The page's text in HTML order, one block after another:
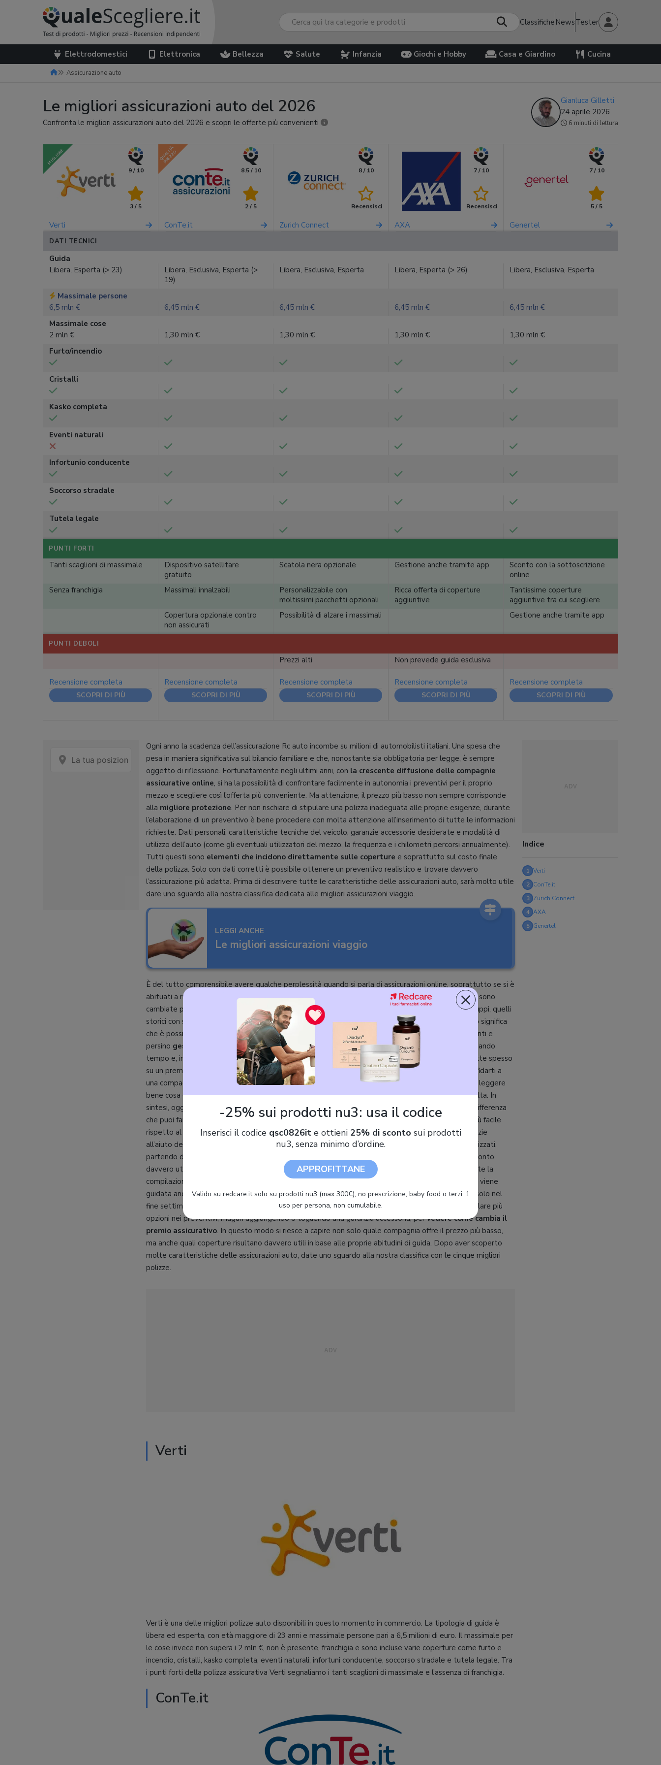
Classifiche NewsTester
Elettrodomestici Elettronica Bellezza Salute Infanzia Giochi e Hobby Casa e Giardino Cucina
Assicurazione auto
Le migliori assicurazioni auto del 2026
Confronta le migliori assicurazioni auto del 2026 e scopri le offerte più convenienti
Gianluca Gilletti
24 aprile 2026
6 minuti di lettura
MIGLIORE
9 / 10
3 / 5
QUALITÀ
PREZZO
8.5 / 10
2 / 5
8 / 10
Recensisci
7 / 10
Recensisci
7 / 10
5 / 5
Verti ConTe.it Zurich Connect AXA Genertel
DATI TECNICI
Guida
Libera, Esperta (> 23)
Libera, Esclusiva, Esperta (>
19)
Libera, Esclusiva, Esperta Libera, Esperta (> 26) Libera, Esclusiva, Esperta
Massimale persone
6,5 mln €
6,45 mln € 6,45 mln € 6,45 mln €
6,45 mln €
Massimale cose
2 mln €
1,30 mln € 1,30 mln € 1,30 mln €
1,30 mln €
Furto/incendio
Cristalli
Kasko completa
Eventi naturali
Infortunio conducente
Soccorso stradale
Tutela legale
PUNTI FORTI
Tanti scaglioni di massimale
Dispositivo satellitare
gratuito
Scatola nera opzionale Gestione anche tramite app
Sconto con la sottoscrizione
online
Senza franchigia
Massimali innalzabili
Personalizzabile con
moltissimi pacchetti opzionali
Ricca offerta di coperture
aggiuntive
Tantissime coperture
aggiuntive tra cui scegliere
Copertura opzionale contro
non assicurati
Possibilità di alzare i massimali Gestione anche tramite app
PUNTI DEBOLI
Prezzi alti Non prevede guida esclusiva
Recensione completa
SCOPRI DI PIÙ
Recensione completa
SCOPRI DI PIÙ
Recensione completa
SCOPRI DI PIÙ
Recensione completa
SCOPRI DI PIÙ
Recensione completa
SCOPRI DI PIÙ
Indice
1 Verti
2 ConTe.it
3 Zurich Connect
4 AXA
5 Genertel
Ogni anno la scadenza dell’assicurazione Rc auto incombe su milioni di automobilisti italiani. Una spesa che
pesa in maniera significativa sul bilancio familiare e che, nonostante sia obbligatoria per legge, è sempre
oggetto di riflessione. Fortunatamente negli ultimi anni, con la crescente diffusione delle compagnie
assicurative online, si ha la possibilità di confrontare facilmente in autonomia i preventivi per il proprio
mezzo e scegliere così l’offerta più conveniente. Ma attenzione; il prezzo più basso non sempre corrisponde
alla migliore protezione. Per non rischiare di stipulare una polizza inadeguata alle proprie esigenze, durante
l’elaborazione di un preventivo è bene procedere con molta attenzione all’inserimento di tutte le informazioni
richieste. Dati personali, caratteristiche tecniche del veicolo, garanzie accessorie desiderate e modalità di
utilizzo dell’auto (come gli eventuali utilizzatori del mezzo, la frequenza e i chilometri percorsi annualmente).
Tutti questi sono elementi che incidono direttamente sulle coperture e soprattutto sul costo finale
della polizza. Solo con dati corretti è possibile ottenere un preventivo realistico e trovare davvero
l’assicurazione più adatta. Prima di descrivere tutte le caratteristiche delle assicurazioni auto, sarà molto utile
dare uno sguardo alla nostra classifica dedicata alle migliori assicurazioni viaggio.
LEGGI ANCHE
Le migliori assicurazioni viaggio
È del tutto comprensibile avere qualche perplessità quando si parla di assicurazioni online, soprattutto se si è
abituati a rivolgersi ad un’agenzia fisica o al proprio broker di fiducia. Ma la verità è che oggi le cose sono
cambiate parecchio. Non ci sono più solo le nuove compagnie “native digitali”, ma anche i grandi gruppi, quelli
storici con sedi fisiche in tutta Italia, che offrono la possibilità di stipulare una polizza online. Questo significa
che è possibile simulare un preventivo, scegliere una polizza, firmare il contratto, ricevere i documenti e
persino gestire un eventuale sinistro, direttamente da smartphone o computer. Il tutto risparmiando
tempo e, in molti casi, anche qualche soldo. Non c’è l’intermediazione di un agente e questo si riflette spesso
su un premio più contenuto. Naturalmente, questo non vuol dire che siano tutte uguali. Prima di affidarti a
una compagnia assicurativa (online o no) è importante controllare che siaautorizzata dall’IVASS
, leggere
bene cosa è incluso nella copertura e, se possibile, dare un’occhiata alle recensioni di chi l’ha già scelta. In
sintesi, oggi stipulare un’assicurazione auto online è sicuro tanto quanto andare in agenzia. Con la differenza
che puoi farlo dal divano di casa. Oggi confrontare i prezzi delle assicurazioni auto è decisamente più facile
rispetto al passato. Non è più necessario andare fisicamente presso le agenzie assicurative, ma grazie
all’aiuto dei comparatori online bastano pochi clic per ricevere una lunga lista di preventivi personalizzati,
partendo da semplici dati come
. Ma attenzione, per fare un confronto
davvero utile, che porti a una scelta più accurata, vale la pena dedicare qualche minuto in più durante la
compilazione e fornire maggiori informazioni: specificare, ad esempio, se si è neopatentati, se l’auto viene
guidata anche da altri membri della famiglia, oppure se la si usa ogni giorno per andare al lavoro o solo nel
fine settimana, può influire di molto sul costo finale della polizza. Un altro consiglio è quello di simulare più
opzioni nei preventivi, magari aggiungendo o togliendo una garanzia accessoria, pervedere come cambia il
premio assicurativo. In questo modo si riesce a capire non solo quale compagnia offre il prezzo più basso,
ma anche quali coperture risultano davvero utili in base alle proprie abitudini di guida. Dopo aver scoperto
molte caratteristiche delle assicurazioni auto, date uno sguardo alla nostra classifica con le cinque migliori
polizze.
Verti
Verti è una delle migliori polizze auto disponibili in questo momento in commercio. La tipologia di guida è
libera ed esperta, con età maggiore di 23 anni e massimale persone pari a 6,5 milioni di euro. Il massimale per
le cose invece non supera i 2 mln €, non è presente, franchigia e sono incluse varie coperture come furto e
incendio, cristalli, kasko completa, eventi naturali, infortuni conducente, soccorso stradale e tutela legale. Tra
i punti forti della polizza assicurativa Verti segnaliamo i tanti scaglioni di massimale e l’assenza di franchigia.
ConTe.it
×
-25% sui prodotti nu3: usa il codice
Inserisci il codice qsc0826ite ottieni 25% di sconto sui prodotti
nu3, senza minimo d’ordine.
APPROFITTANE
Valido su redcare.it solo su prodotti nu3 (max 300€), no prescrizione, baby food o terzi. 1
uso per persona, non cumulabile.